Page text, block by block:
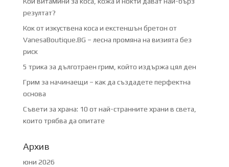
резултат?
Кок от изкуствена коса и екстеншън бретон от
VanesaBoutique.BG – лесна промяна на визията без
риск
5 трика за дълготраен грим, който издържа цял ден
Грим за начинаещи – как да създадете перфектна
основа
Съвети за храна: 10 от най-странните храни в света,
които трябва да опитате
Архив
юни 2026